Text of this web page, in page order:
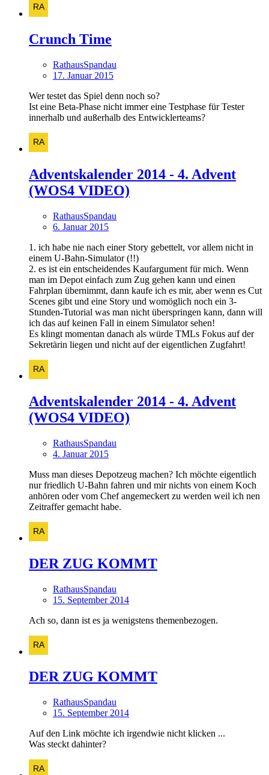
Crunch Time
RathausSpandau
17. Januar 2015
Wer testet das Spiel denn noch so?
Ist eine Beta-Phase nicht immer eine Testphase für Tester
innerhalb und außerhalb des Entwicklerteams?
Adventskalender 2014 - 4. Advent
(WOS4 VIDEO)
RathausSpandau
6. Januar 2015
1. ich habe nie nach einer Story gebettelt, vor allem nicht in
einem U-Bahn-Simulator (!!)
2. es ist ein entscheidendes Kaufargument für mich. Wenn
man im Depot einfach zum Zug gehen kann und einen
Fahrplan übernimmt, dann kaufe ich es mir, aber wenn es Cut
Scenes gibt und eine Story und womöglich noch ein 3-
Stunden-Tutorial was man nicht überspringen kann, dann will
ich das auf keinen Fall in einem Simulator sehen!
Es klingt momentan danach als würde TMLs Fokus auf der
Sekretärin liegen und nicht auf der eigentlichen Zugfahrt!
Adventskalender 2014 - 4. Advent
(WOS4 VIDEO)
RathausSpandau
4. Januar 2015
Muss man dieses Depotzeug machen? Ich möchte eigentlich
nur friedlich U-Bahn fahren und mir nichts von einem Koch
anhören oder vom Chef angemeckert zu werden weil ich nen
Zeitraffer gemacht habe.
DER ZUG KOMMT
RathausSpandau
15. September 2014
Ach so, dann ist es ja wenigstens themenbezogen.
DER ZUG KOMMT
RathausSpandau
15. September 2014
Auf den Link möchte ich irgendwie nicht klicken ...
Was steckt dahinter?